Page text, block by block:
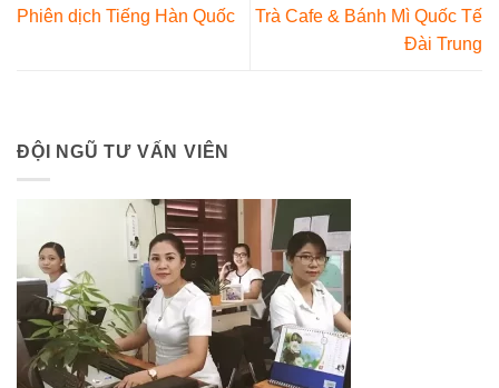
Phiên dịch Tiếng Hàn Quốc
Trà Cafe & Bánh Mì Quốc Tế
Đài Trung
ĐỘI NGŨ TƯ VẤN VIÊN